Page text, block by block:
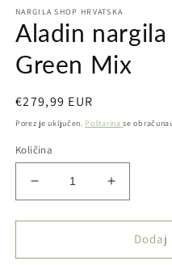
1
dijaloškom
NARGILA SHOP HRVATSKA
Aladin
Green Mix
Redovna
cijena
€279,99 EUR
Porez je uključen. Poštarinase
Količina
Smanji
količinu
proizvoda
nargila
Povećaj
količinu
proizvoda
Aladin
nargila
Dodaj